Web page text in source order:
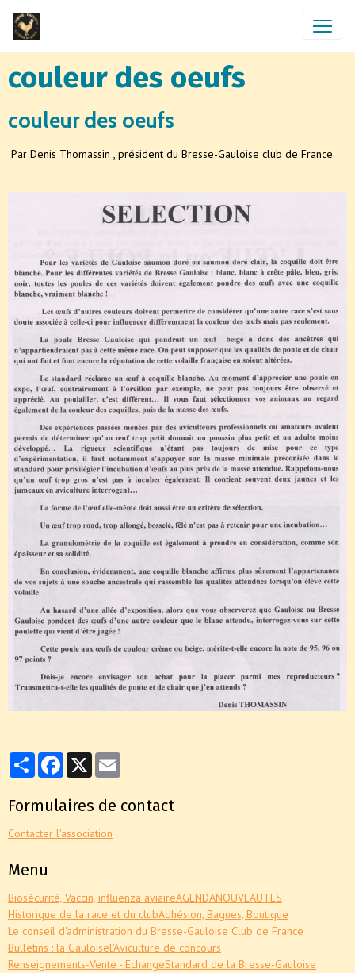
couleur des oeufs
couleur des oeufs
Par Denis Thomassin , président du Bresse-Gauloise club de France.
PartagerFacebook
X
Formulaires de contact
Contacter l'association
Menu
Biosécurité, Vaccin, influenza aviaireAGENDANOUVEAUTES
Historique de la race et du clubAdhésion, Bagues, Boutique
Le conseil d'administration du Bresse-Gauloise Club de France
Bulletins : la Gauloisel'Aviculture de concours
Renseignements-Vente - EchangeStandard de la Bresse-Gauloise